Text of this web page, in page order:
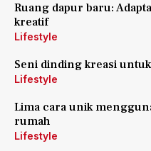
Ruang dapur baru:
kreatif
Lifestyle
Seni dinding kreasi
Lifestyle
Lima cara unik
rumah
Lifestyle